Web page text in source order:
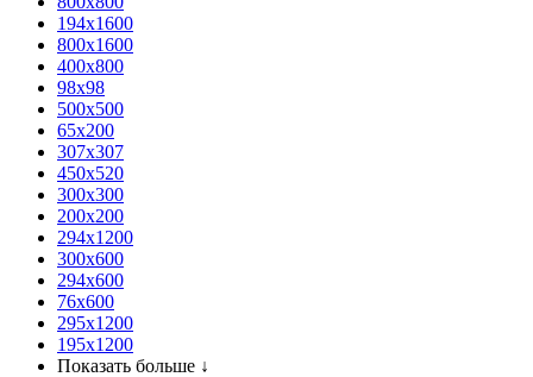
194x1600
800x1600
400х800
98x98
500x500
65x200
307x307
450x520
300x300
200x200
294x1200
300x600
294x600
76х600
295х1200
195х1200
Показать больше ↓